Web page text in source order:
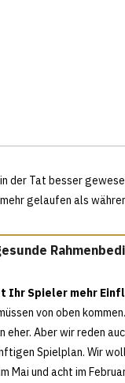
der Tat besser
gelaufen als
Ihr Spieler mehr
von oben
eher. Aber wir reden
Spielplan. Wir
Mai und acht im